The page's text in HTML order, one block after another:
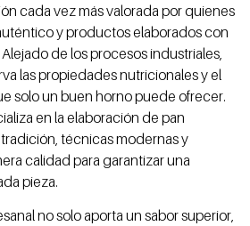
cada vez más valorada por quienes
y productos elaborados con
de los procesos industriales,
las propiedades nutricionales y el
solo un buen horno puede ofrecer.
en la elaboración de pan
técnicas modernas y
calidad para garantizar una
pieza.
no solo aporta un sabor superior,